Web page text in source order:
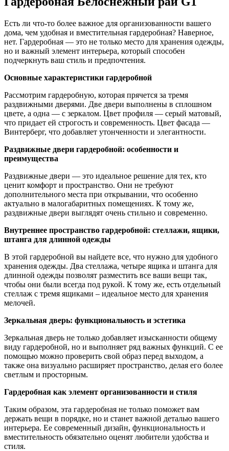
Есть ли что-то более важное для организованности вашего
дома, чем удобная и вместительная гардеробная? Наверное,
нет. Гардеробная — это не только место для хранения одежды,
но и важный элемент интерьера, который способен
подчеркнуть ваш стиль и предпочтения.
Основные характеристики гардеробной
Рассмотрим гардеробную, которая прячется за тремя
раздвижными дверями. Две двери выполнены в сплошном
цвете, а одна — с зеркалом. Цвет профиля — серый матовый,
что придает ей строгость и современность. Цвет фасада —
Винтерберг, что добавляет утонченности и элегантности.
Раздвижные двери гардеробной: особенности и
преимущества
Раздвижные двери — это идеальное решение для тех, кто
ценит комфорт и пространство. Они не требуют
дополнительного места при открывании, что особенно
актуально в малогабаритных помещениях. К тому же,
раздвижные двери выглядят очень стильно и современно.
Внутреннее пространство гардеробной: стеллажи, ящики,
штанга для длинной одежды
В этой гардеробной вы найдете все, что нужно для удобного
хранения одежды. Два стеллажа, четыре ящика и штанга для
длинной одежды позволят разместить все ваши вещи так,
чтобы они были всегда под рукой. К тому же, есть отдельный
стеллаж с тремя ящиками – идеальное место для хранения
мелочей.
Зеркальная дверь: функциональность и эстетика
Зеркальная дверь не только добавляет изысканности общему
виду гардеробной, но и выполняет ряд важных функций. С ее
помощью можно проверить свой образ перед выходом, а
также она визуально расширяет пространство, делая его более
светлым и просторным.
Гардеробная как элемент организованности и стиля
Таким образом, эта гардеробная не только поможет вам
держать вещи в порядке, но и станет важной деталью вашего
интерьера. Ее современный дизайн, функциональность и
вместительность обязательно оценят любители удобства и
стиля.